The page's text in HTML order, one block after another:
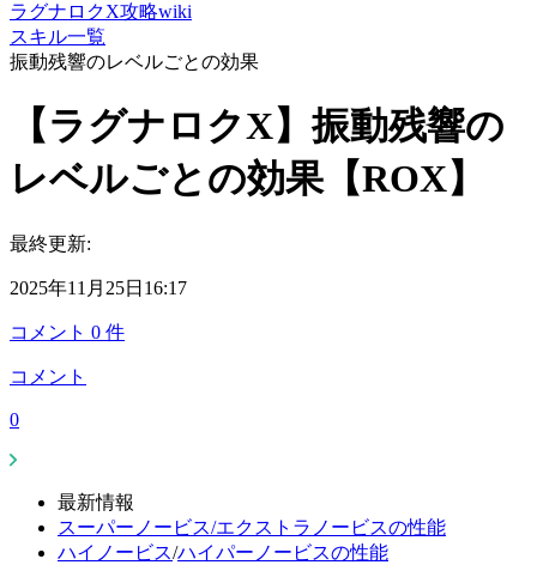
ラグナロクX攻略wiki
スキル一覧
振動残響のレベルごとの効果
【ラグナロクX】振動残響の
レベルごとの効果【ROX】
最終更新:
2025年11月25日16:17
コメント 0 件
コメント
0
最新情報
スーパーノービス/エクストラノービスの性能
ハイノービス/ハイパーノービスの性能